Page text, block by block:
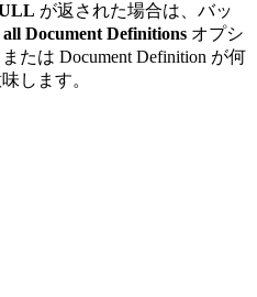
が返された場合は、バッ
all Document Definitions オプシ
たは Document Definition が何
します。